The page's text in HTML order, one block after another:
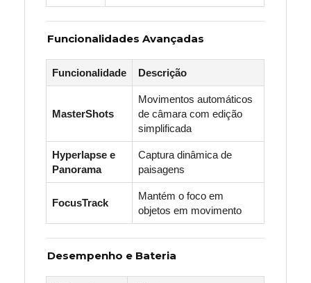
Funcionalidades Avançadas
Funcionalidade Descrição
MasterShots
Movimentos automáticos
de câmara com edição
simplificada
Hyperlapse e
Panorama
Captura dinâmica de
paisagens
FocusTrack
Mantém o foco em
objetos em movimento
Desempenho e Bateria